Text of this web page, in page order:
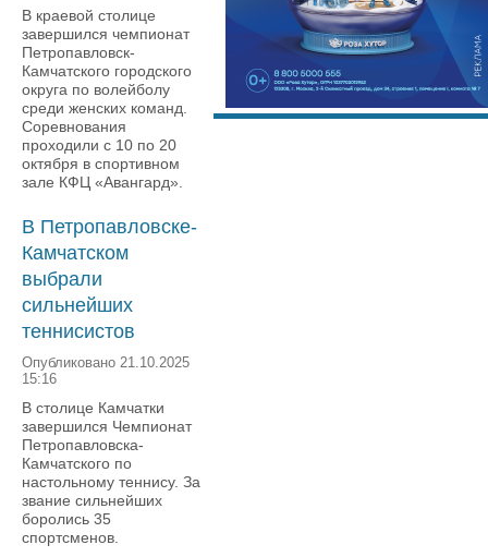
В краевой столице
завершился чемпионат
Петропавловск-
Камчатского городского
округа по волейболу
среди женских команд.
Соревнования
проходили с 10 по 20
октября в спортивном
зале КФЦ «Авангард».
В Петропавловске-
Камчатском
выбрали
сильнейших
теннисистов
Опубликовано 21.10.2025
15:16
В столице Камчатки
завершился Чемпионат
Петропавловска-
Камчатского по
настольному теннису. За
звание сильнейших
боролись 35
спортсменов.